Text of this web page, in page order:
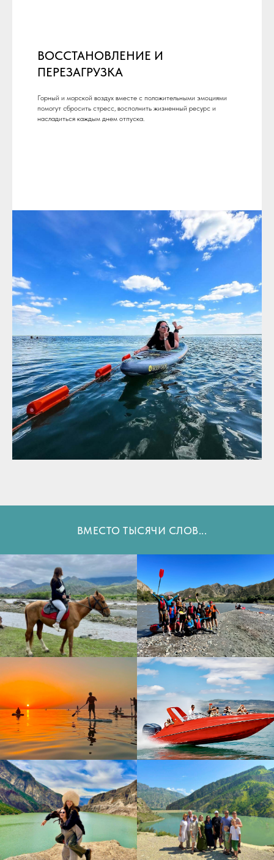
ВОССТАНОВЛЕНИЕ И
ПЕРЕЗАГРУЗКА
Горный и морской воздух вместе с положительными эмоциями
помогут сбросить стресс, восполнить жизненный ресурс и
насладиться каждым днем отпуска.
ВМЕСТО ТЫСЯЧИ СЛОВ...